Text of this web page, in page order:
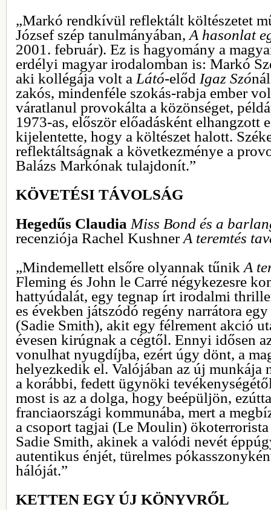
„Markó rendkívül reflektált költészetet
József szép tanulmányában, A hasonlat
2001. február). Ez is hagyomány a
erdélyi magyar irodalomban is: Markó
aki kollégája volt a Látó-előd Igaz Szó
zakós, mindenféle szokás-rabja ember
váratlanul provokálta a közönséget,
1973-as, először előadásként elhangzott
kijelentette, hogy a költészet halott.
reflektáltságnak a következménye a
Balázs Markónak tulajdonít.”
KÖVETÉSI TÁVOLSÁG
Hegedűs Claudia Miss Bond és a
recenziója Rachel KushnerA teremtés
„Mindemellett elsőre olyannak tűnik A
Fleming és John le Carré négykezesre
hattyúdalát, egy tegnap írt irodalmi
es években játszódó regény narrátora
(Sadie Smith), akit egy félrement akció
évesen kirúgnak a cégtől. Ennyi idősen
vonulhat nyugdíjba, ezért úgy dönt, a
helyezkedik el. Valójában az új munkája
a korábbi, fedett ügynöki
most is az a dolga, hogy beépüljön,
franciaországi kommunába, mert a
a csoport tagjai (Le Moulin)
Sadie Smith, akinek a valódi nevét
autentikus énjét, türelmes
hálóját.”
KETTEN EGY ÚJ KÖNYVRŐL